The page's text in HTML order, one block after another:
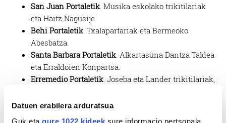
Datuen erabilera arduratsua
Guk eta gure 1022 kideek sure informacio pertsonala,
San Juan Portaletik. Musika eskolako trikitilariak
eta Haitz Nagusije.
Behi Portaletik. Txalapartariak eta Bermeoko
Abesbatza.
Santa Barbara Portaletik. Alkartasuna Dantza Taldea
eta Erraldoien Konpartsa.
Erremedio Portaletik. Joseba eta Lander trikitilariak,
Errenteria Portaletik. Kankinkabara txistu taldea eta